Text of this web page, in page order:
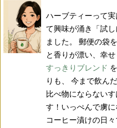
ハーブティーって
て興味が涌き「試
ました。 郵便の袋
と香りが漂い、幸
すっきりブレンド
りも、 今まで飲ん
比べ物にならない
す！いっぺんで虜に
コーヒー漬けの日